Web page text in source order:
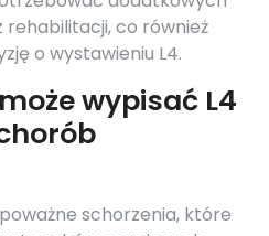
co również
o wystawieniu L4.
wypisać L4
schorzenia, które